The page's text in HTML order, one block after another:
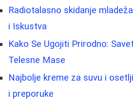
Radiotalasno skidanje
i Iskustva
Kako Se Ugojiti Prirodno:
Telesne Mase
Najbolje kreme za suvu i
i preporuke